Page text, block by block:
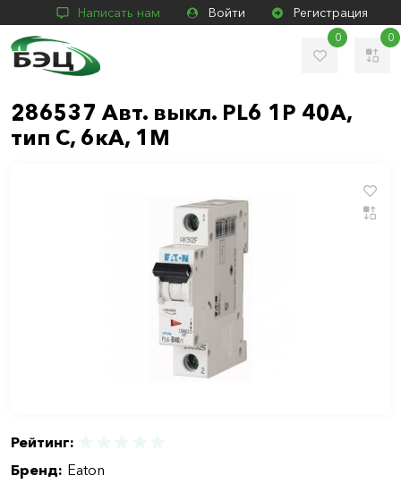
Написать нам Войти Регистрация
0 0
286537 Авт. выкл. PL6 1P 40А,
тип С, 6кА, 1M
Рейтинг:
Бренд: Eaton